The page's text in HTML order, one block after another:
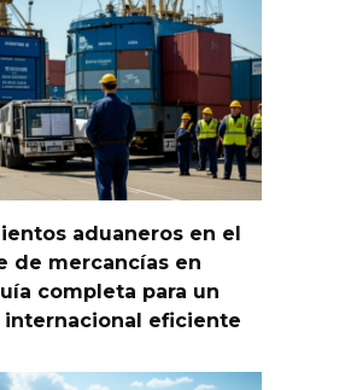
aduaneros en el
de mercancías en
completa para un
eficiente